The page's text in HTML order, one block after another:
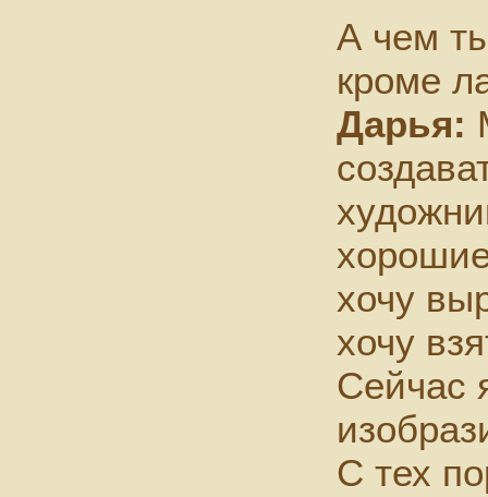
А чем
кроме
Дарья:
хочу
хочу
Сейчас
С тех